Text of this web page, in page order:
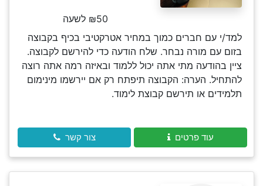
₪50 לשעה
למד/י עם חברים כמוך במחיר אטרקטיבי בכיף בקבוצה
בזום עם מורה נבחר. שלח הודעה כדי להירשם לקבוצה.
ציין בהודעה מתי אתה יכול ללמוד ובאיזה רמה אתה רוצה
להתחיל. הערה: הקבוצה תיפתח רק אם יירשמו מינימום
תלמידים או תירשם קבוצת לימוד.
עוד פרטים צור קשר